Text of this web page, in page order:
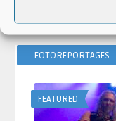
FOTOREPORTAGES
FEATURED